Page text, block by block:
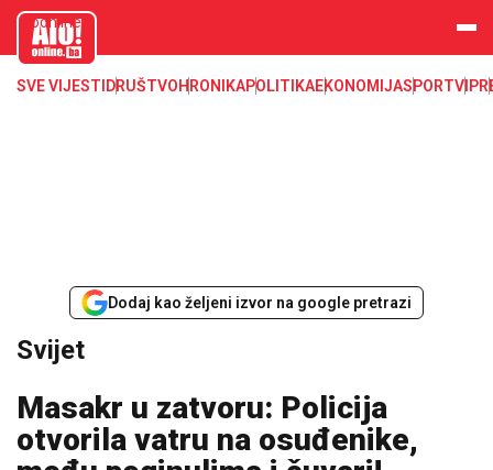
aloonline.b
SVE VIJESTI DRUŠTVOHRONIKAPOLITIKAEKONOMIJASPORTVIP
Dodaj kao željeni izvor na google pretrazi
Svijet
Masakr u zatvoru: Policija
otvorila vatru na osuđenike,